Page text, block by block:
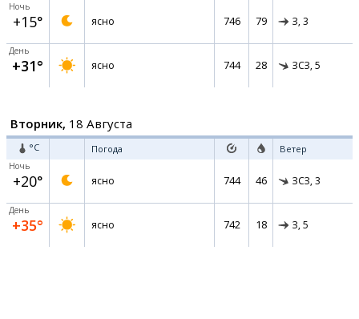
Ночь
+15° ясно 746 79 З, 3
День
+31° ясно 744 28 ЗСЗ, 5
Вторник, 18 Августа
°C Погода Ветер
Ночь
+20° ясно 744 46 ЗСЗ, 3
День
+35° ясно 742 18 З, 5